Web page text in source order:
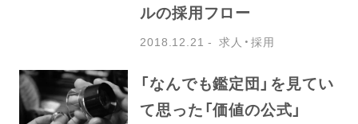
ルの採用フロー
2018.12.21 求人・採用
「なんでも鑑定団」を見てい
て思った「価値の公式」